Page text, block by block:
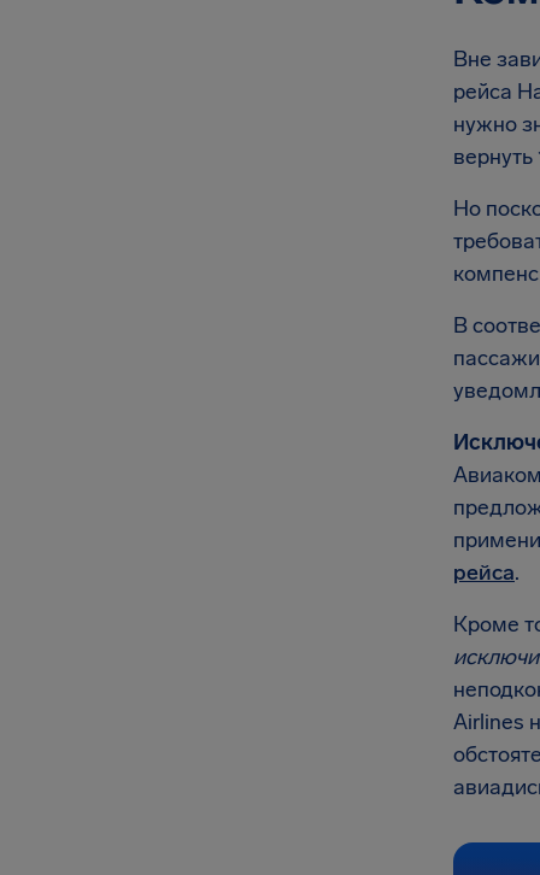
Вне
рейса
нужно
Но
В
рейса.
Кроме
Airlines